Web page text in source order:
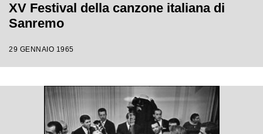
XV Festival della canzone italiana di
Sanremo
29 GENNAIO 1965